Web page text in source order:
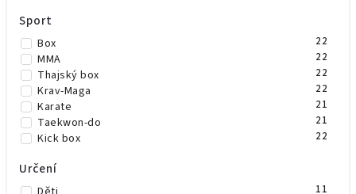
Sport
Box 22
MMA 22
Thajský box 22
Krav-Maga 22
Karate 21
Taekwon-do 21
Kick box 22
Určení
11